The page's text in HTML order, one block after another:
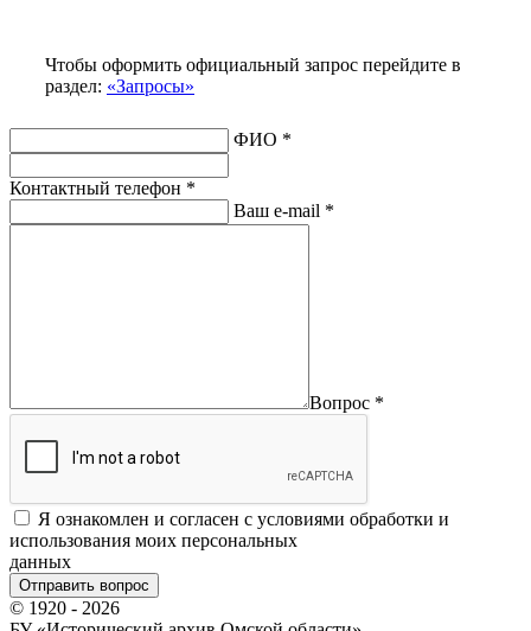
Чтобы оформить официальный запрос перейдите в
раздел: «Запросы»
ФИО *
Контактный телефон *
Ваш e-mail *
Вопрос *
Я ознакомлен и согласен с условиями обработки и
использования моих персональных
данных
© 1920 - 2026